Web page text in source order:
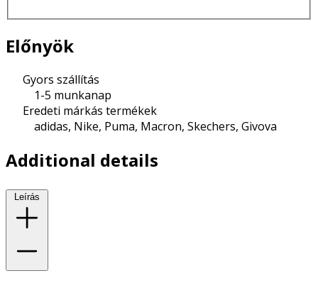
Előnyök
Gyors szállítás
1-5 munkanap
Eredeti márkás termékek
adidas, Nike, Puma, Macron, Skechers, Givova
Additional details
Leírás